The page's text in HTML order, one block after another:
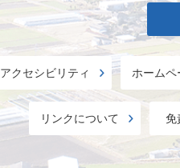
アクセシビリティ ホームペ
リンクについて 免